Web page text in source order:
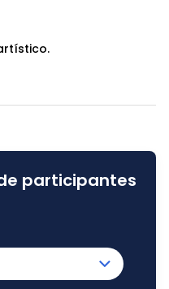
participantes